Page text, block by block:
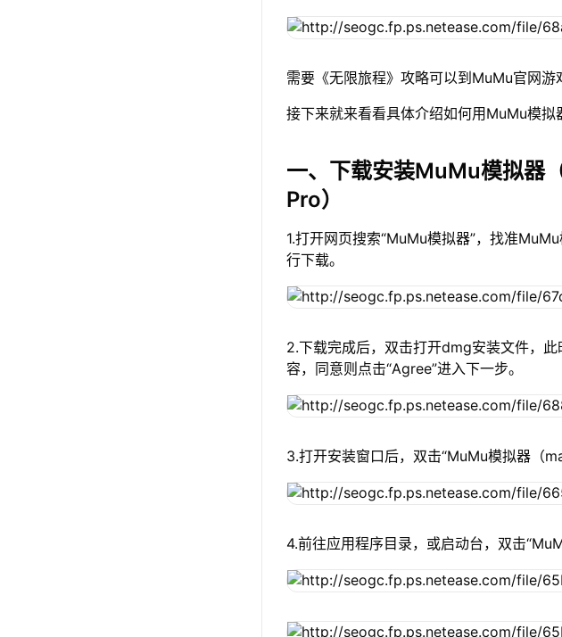
需要《无限旅程》攻略可以到MuMu官网
接下来就来看看具体介绍如何用MuMu模拟
一、下载安装MuMu模拟器
Pro）
1.打开网页搜索“MuMu模拟器”，找准
行下载。
2.下载完成后，双击打开dmg安装文件，
容，同意则点击“Agree”进入下一步。
3.打开安装窗口后，双击“MuMu模拟器（
4.前往应用程序目录，或启动台，双击